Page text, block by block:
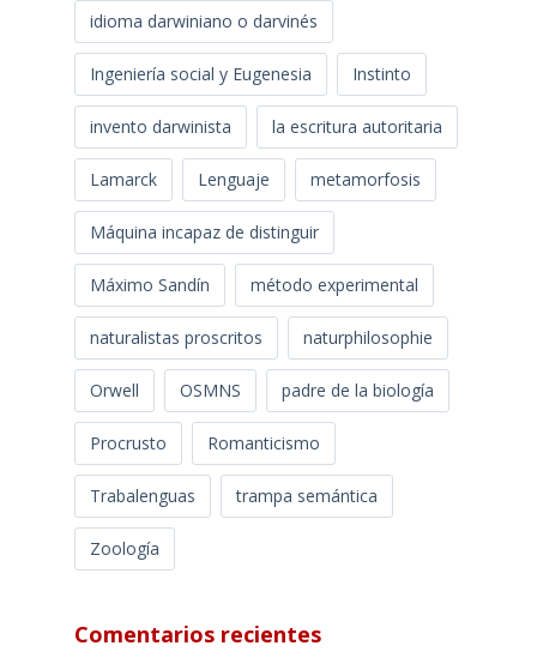
idioma darwiniano o darvinés
Ingeniería social y Eugenesia Instinto
invento darwinista la escritura autoritaria
Lamarck Lenguaje metamorfosis
Máquina incapaz de distinguir
Máximo Sandín método experimental
naturalistas proscritos naturphilosophie
Orwell OSMNS padre de la biología
Procrusto Romanticismo
Trabalenguas trampa semántica
Zoología
Comentarios recientes